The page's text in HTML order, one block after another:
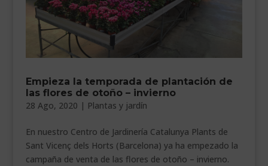
MASCOTAS
DECORACIÓN
HORARIO GARDEN
BLOG
___________________________
VEURE EN CATALÀ
Empieza la temporada de plantación de
las flores de otoño – invierno
28 Ago, 2020 | Plantas y jardín
En nuestro Centro de Jardinería Catalunya Plants de
Sant Vicenç dels Horts (Barcelona) ya ha empezado la
campaña de venta de las flores de otoño – invierno.